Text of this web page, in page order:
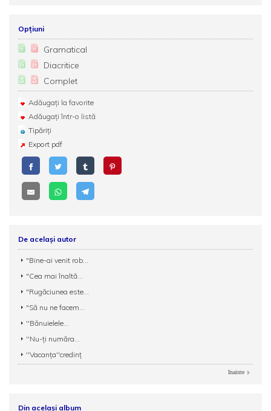
Opțiuni
Gramatical
Diacritice
Complet
Adăugați la favorite
Adăugați într-o listă
Tipăriți
Export pdf
De același autor
"Bine-ai venit rob...
"Cea mai înaltă...
"Rugăciunea este...
"Să nu ne facem...
''Bănuielele...
''Nu-ți număra...
''Vacanța''credinț
Inainte
Din același album